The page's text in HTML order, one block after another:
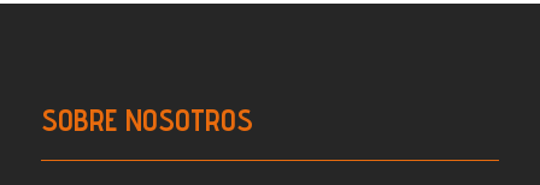
SOBRE NOSOTROS